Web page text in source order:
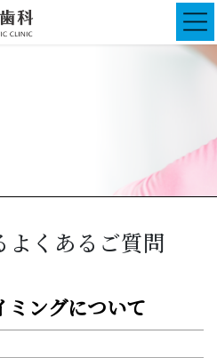
くあるご質問
ミングについて